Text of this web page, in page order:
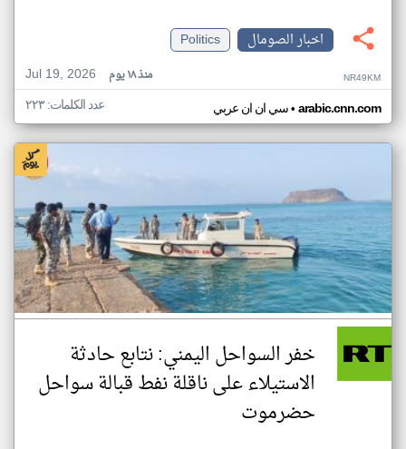
اخبار الصومال
Politics
Jul 19, 2026
منذ ١٨ يوم NR49KM
سي ان ان عربي• arabic.cnn.com عدد الكلمات: ٢٢٣
خفر السواحل اليمني: نتابع حادثة
الاستيلاء على ناقلة نفط قبالة سواحل
حضرموت